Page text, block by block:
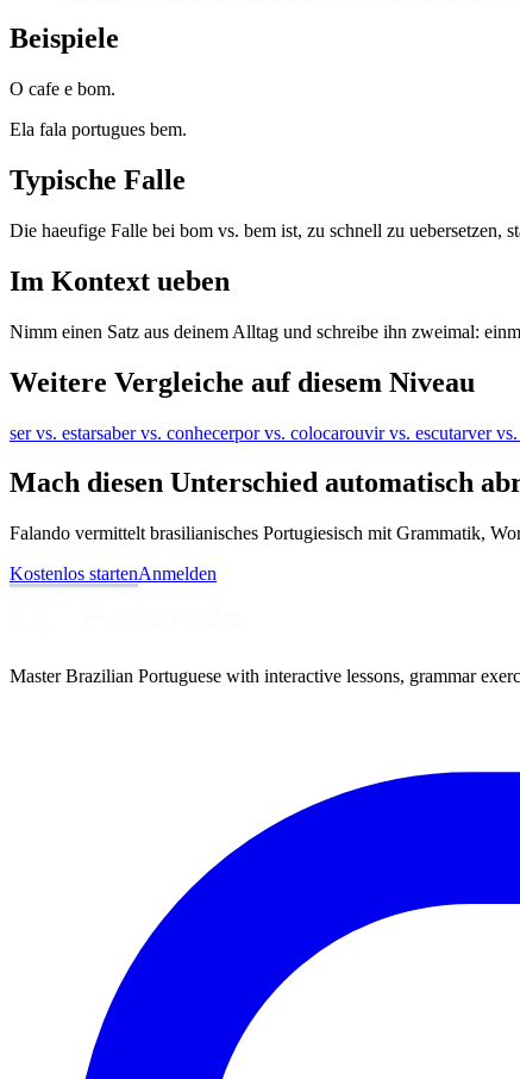
Beispiele
O cafe e bom.
Ela fala portugues bem.
Typische Falle
Die haeufige Falle bei bom vs. bem ist, zu schnell zu uebersetzen,
Im Kontext ueben
Nimm einen Satz aus deinem Alltag und schreibe ihn zweimal:
Weitere Vergleiche auf diesem Niveau
ser vs. estarsaber vs. conhecerpor vs. colocarouvir vs. escutarver
Mach diesen Unterschied automatisch
Falando vermittelt brasilianisches Portugiesisch mit Grammatik,
Kostenlos startenAnmelden
Master Brazilian Portuguese with interactive lessons, grammar